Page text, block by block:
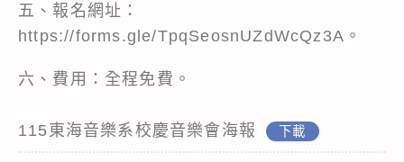
五、報名網址：
https://forms.gle/TpqSeosnUZdWcQz3A。
六、費用：全程免費。
115東海音樂系校慶音樂會海報 下載